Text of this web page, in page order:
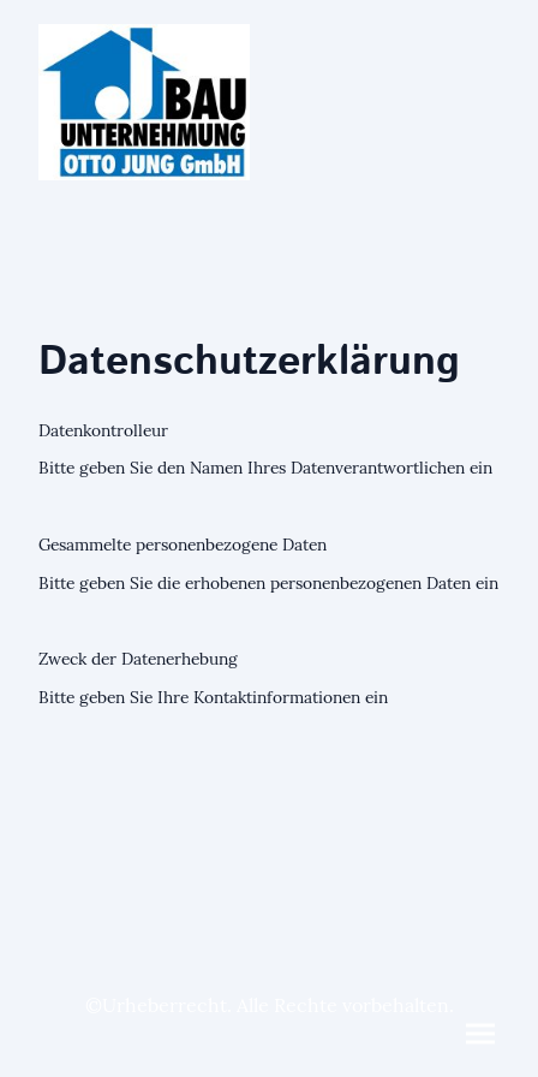
Datenschutzerklärung
Datenkontrolleur
Bitte geben Sie den Namen Ihres Datenverantwortlichen ein
Gesammelte personenbezogene Daten
Bitte geben Sie die erhobenen personenbezogenen Daten ein
Zweck der Datenerhebung
Bitte geben Sie Ihre Kontaktinformationen ein